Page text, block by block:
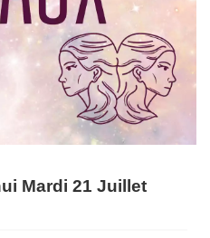
Mardi 21 Juillet